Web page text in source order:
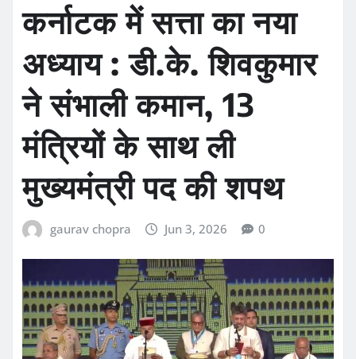
कर्नाटक में सत्ता का नया
अध्याय : डी.के. शिवकुमार
ने संभाली कमान, 13
मंत्रियों के साथ ली
मुख्यमंत्री पद की शपथ
gaurav chopra Jun 3, 2026 0